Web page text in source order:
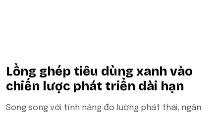
Lồng ghép tiêu dùng xanh vào
chiến lược phát triển dài hạn
Song song với tính năng đo lường phát thải, ngân